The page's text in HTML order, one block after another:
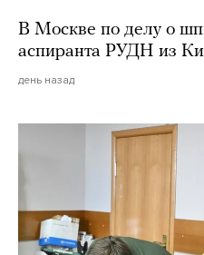
В Москве по делу о
аспиранта РУДН из
день назад